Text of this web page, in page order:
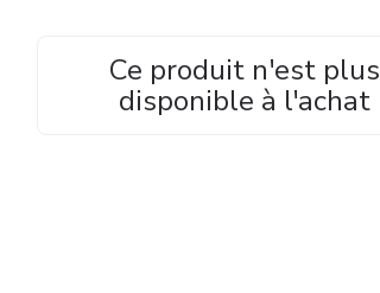
Ce produit n'est plus
disponible à l'achat